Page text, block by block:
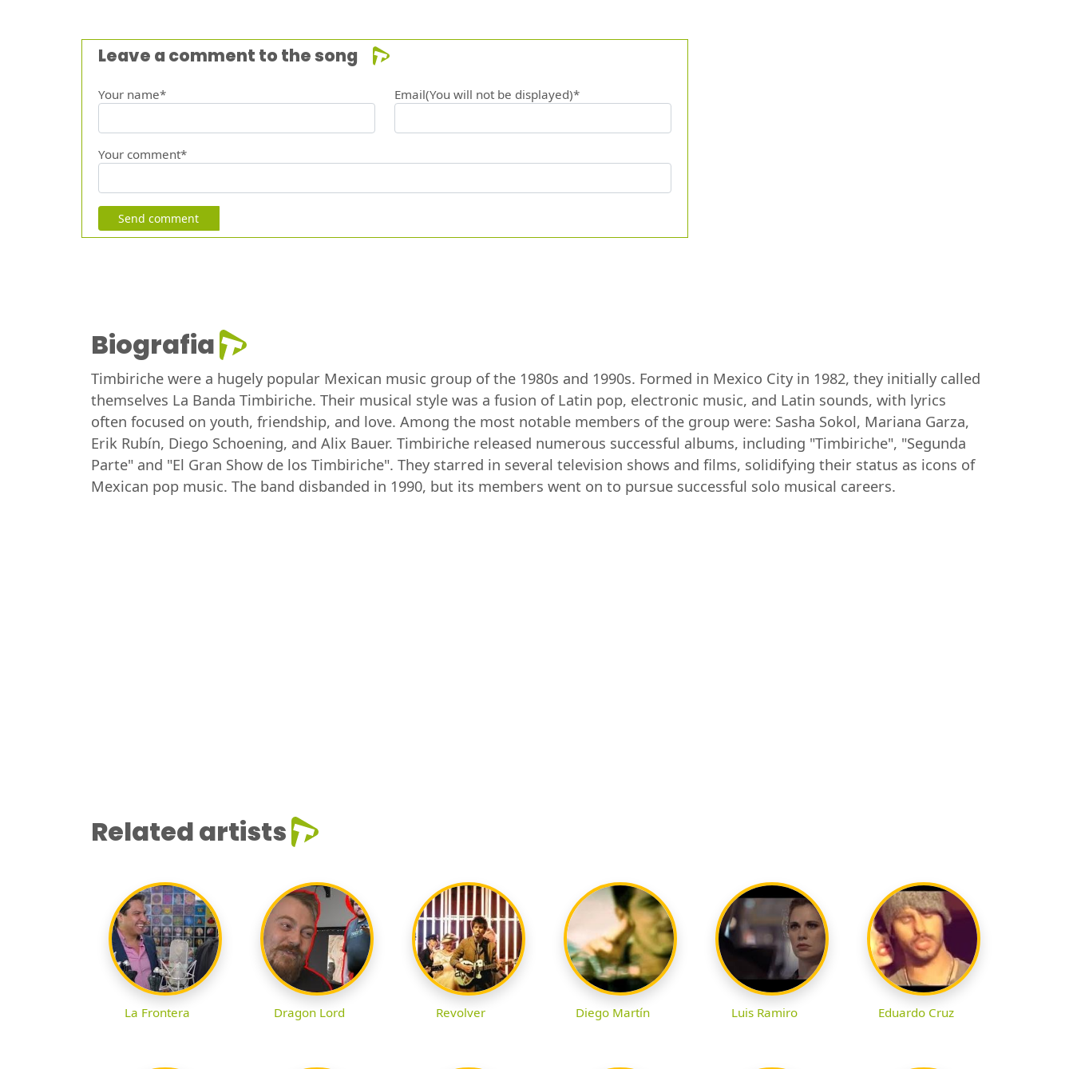
Leave a comment to the song
Your name* Email(You will not be displayed)*
Your comment*
Send comment
Biografia
Timbiriche were a hugely popular Mexican music group of the 1980s and 1990s. Formed in Mexico City in 1982, they initially called
themselves La Banda Timbiriche. Their musical style was a fusion of Latin pop, electronic music, and Latin sounds, with lyrics
often focused on youth, friendship, and love. Among the most notable members of the group were: Sasha Sokol, Mariana Garza,
Erik Rubín, Diego Schoening, and Alix Bauer. Timbiriche released numerous successful albums, including "Timbiriche", "Segunda
Parte" and "El Gran Show de los Timbiriche". They starred in several television shows and films, solidifying their status as icons of
Mexican pop music. The band disbanded in 1990, but its members went on to pursue successful solo musical careers.
Related artists
La Frontera Dragon Lord Revolver Diego Martín Luis Ramiro Eduardo Cruz